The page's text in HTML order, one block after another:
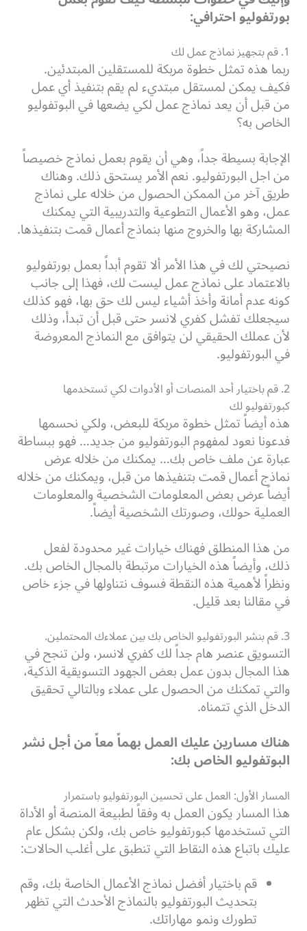
بورتفوليو احترافي:
1. قم بتجهيز نماذج عمل لك
ربما هذه تمثل خطوة مربكة للمستقلين المبتدئين.
فكيف يمكن لمستقل مبتديء لم يقم بتنفيذ أي عمل
من قبل أن يعد نماذج عمل لكي يضعها في البوتفوليو
الخاص به؟
الإجابة بسيطة جداً، وهي أن يقوم بعمل نماذج خصيصاً
من اجل البورتفوليو. نعم الأمر يستحق ذلك. وهناك
طريق آخر من الممكن الحصول من خلاله على نماذج
عمل، وهو الأعمال التطوعية والتدريبية التي يمكنك
المشاركة بها والخروج منها بنماذج أعمال قمت بتنفيذها.
نصيحتي لك في هذا الأمر ألا تقوم أبداً بعمل بورتفوليو
بالاعتماد على نماذج عمل ليست لك، فهذا إلى جانب
كونه عدم أمانة وأخذ أشياء ليس لك حق بها، فهو كذلك
سيجعلك تفشل كفري لانسر حتى قبل أن تبدأ، وذلك
لأن عملك الحقيقي لن يتوافق مع النماذج المعروضة
في البورتفوليو.
2. قم باختيار أحد المنصات أو الأدوات لكي تستخدمها
كبورتفوليو لك
هذه أيضاً تمثل خطوة مربكة للبعض، ولكي نحسمها
فدعونا نعود لمفهوم البورتفوليو من جديد… فهو ببساطة
عبارة عن ملف خاص بك… يمكنك من خلاله عرض
نماذج أعمال قمت بتنفيذها من قبل، ويمكنك من خلاله
أيضاً عرض بعض المعلومات الشخصية والمعلومات
العملية حولك، وصورتك الشخصية أيضاً.
من هذا المنطلق فهناك خيارات غير محدودة لفعل
ذلك، وأيضاً هذه الخيارات مرتبطة بالمجال الخاص بك.
ونظراً لأهمية هذه النقطة فسوف نتناولها في جزء خاص
في مقالنا بعد قليل.
3. قم بنشر البورتفوليو الخاص بك بين عملاءك المحتملين.
التسويق عنصر هام جداً لك كفري لانسر، ولن تنجح في
هذا المجال بدون عمل بعض الجهود التسويقية الذكية،
والتي تمكنك من الحصول على عملاء وبالتالي تحقيق
الدخل الذي تتمناه.
هناك مسارين عليك العمل بهماً معاً من أجل نشر
البوتفوليو الخاص بك:
المسار الأول: العمل على تحسين البورتفوليو باستمرار
هذا المسار يكون العمل به وفقاً لطبيعة المنصة أو الأداة
التي تستخدمها كبورتفوليو خاص بك، ولكن بشكل عام
عليك باتباع هذه النقاط التي تنطبق على أغلب الحالات:
قم باختيار أفضل نماذج الأعمال الخاصة بك، وقم
بتحديث البورتفوليو بالنماذج الأحدث التي تظهر
تطورك ونمو مهاراتك.